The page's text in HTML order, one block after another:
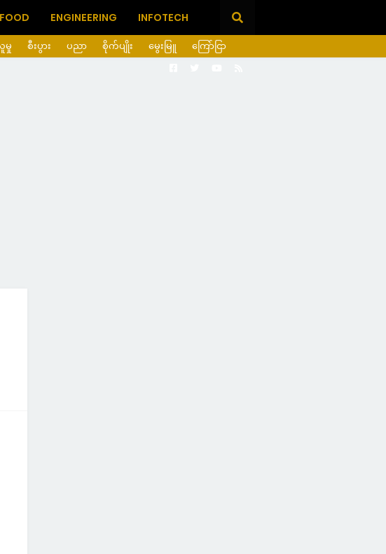
FOOD ENGINEERING INFOTECH
မှု စီးပွား ပညာ စိုက်ပျိုး မွေးမြူ ကြော်ငြာ